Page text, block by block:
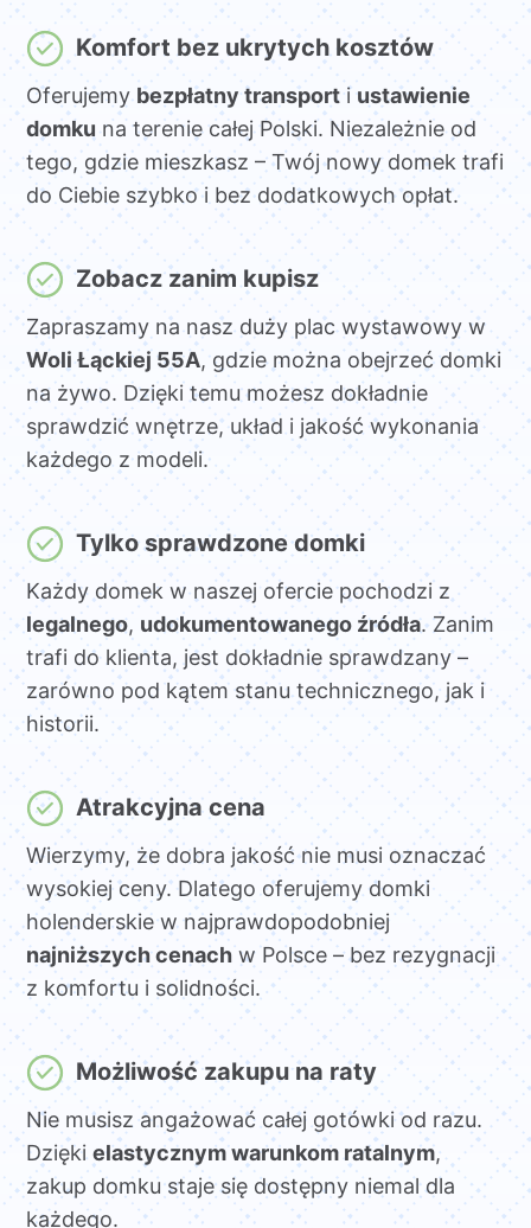
Komfort bez ukrytych kosztów
Oferujemybezpłatny transporti ustawienie
domkuna terenie całej Polski. Niezależnie od
tego, gdzie mieszkasz – Twój nowy domek trafi
do Ciebie szybko i bez dodatkowych opłat.
Zobacz zanim kupisz
Zapraszamy na nasz duży plac wystawowy w
Woli Łąckiej 55A, gdzie można obejrzeć domki
na żywo. Dzięki temu możesz dokładnie
sprawdzić wnętrze, układ i jakość wykonania
każdego z modeli.
Tylko sprawdzone domki
Każdy domek w naszej ofercie pochodzi z
legalnego, udokumentowanego źródła. Zanim
trafi do klienta, jest dokładnie sprawdzany –
zarówno pod kątem stanu technicznego, jak i
historii.
Atrakcyjna cena
Wierzymy, że dobra jakość nie musi oznaczać
wysokiej ceny. Dlatego oferujemy domki
holenderskie w najprawdopodobniej
najniższych cenachw Polsce – bez rezygnacji
z komfortu i solidności.
Możliwość zakupu na raty
Nie musisz angażować całej gotówki od razu.
Dziękielastycznym warunkom ratalnym,
zakup domku staje się dostępny niemal dla
każdego.